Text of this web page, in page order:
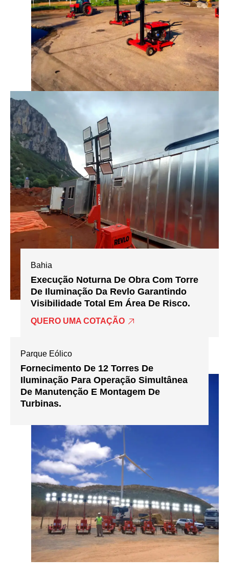
Bahia
Execução Noturna De Obra Com Torre
De Iluminação Da Revlo Garantindo
Visibilidade Total Em Área De Risco.
QUERO UMA COTAÇÃO
Parque Eólico
Fornecimento De 12 Torres De
Iluminação Para Operação Simultânea
De Manutenção E Montagem De
Turbinas.